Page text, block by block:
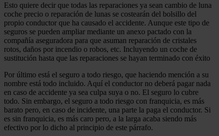
Esto quiere decir que todas las reparaciones ya sean cambio de luna
coche precio o reparación de lunas se costearán del bolsillo del
propio conductor que ha causado el accidente. Aunque este tipo de
seguros se pueden ampliar mediante un anexo pactado con la
compañía aseguradora para que asuman reparación de cristales
rotos, daños por incendio o robos, etc. Incluyendo un coche de
sustitución hasta que las reparaciones se hayan terminado con éxito
Por último está el seguro a todo riesgo, que haciendo mención a su
nombre está todo incluido. Aquí el conductor no deberá pagar nada
en caso de accidente ya sea culpa suya o no. El seguro lo cubre
todo. Sin embargo, el seguro a todo riesgo con franquicia, es más
barato pero, en caso de incidente, una parte la paga el conductor. Si
es sin franquicia, es más caro pero, a la larga acaba siendo más
efectivo por lo dicho al principio de este párrafo.